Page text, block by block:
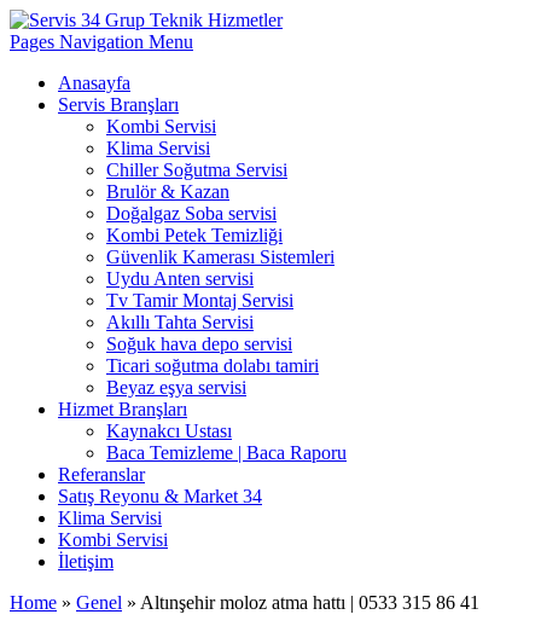
Pages Navigation Menu
Anasayfa
Servis Branşları
Kombi Servisi
Klima Servisi
Chiller Soğutma Servisi
Brulör & Kazan
Doğalgaz Soba servisi
Kombi Petek Temizliği
Güvenlik Kamerası Sistemleri
Uydu Anten servisi
Tv Tamir Montaj Servisi
Akıllı Tahta Servisi
Soğuk hava depo servisi
Ticari soğutma dolabı tamiri
Beyaz eşya servisi
Hizmet Branşları
Kaynakcı Ustası
Baca Temizleme | Baca Raporu
Referanslar
Satış Reyonu & Market 34
Klima Servisi
Kombi Servisi
İletişim
Home » Genel » Altınşehir moloz atma hattı | 0533 315 86 41